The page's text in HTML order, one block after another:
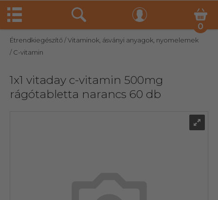
0
Étrendkiegészítő/ Vitaminok, ásványi anyagok, nyomelemek
/ C-vitamin
1x1 vitaday c-vitamin 500mg
rágótabletta narancs 60 db